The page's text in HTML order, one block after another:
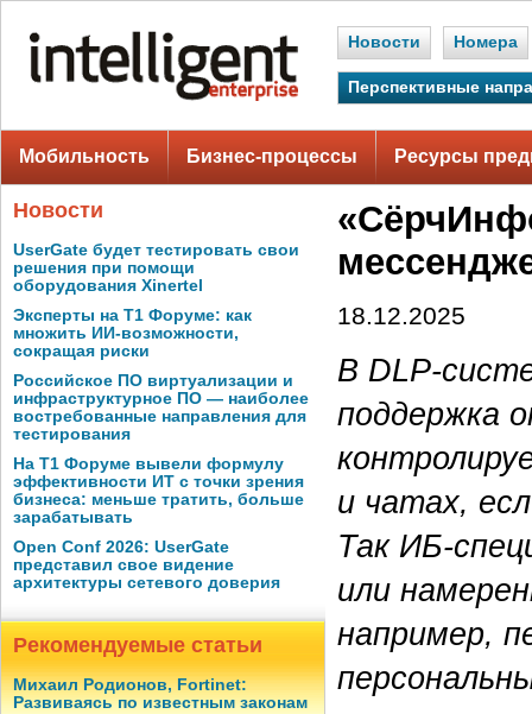
Новости Номера
Перспективные
Мобильность Бизнес-процессы Ресурсы
Новости
UserGate будет тестировать свои
решения при помощи
оборудования Xinertel
Эксперты на Т1 Форуме: как
множить ИИ-возможности,
сокращая риски
Российское ПО виртуализации и
инфраструктурное ПО — наиболее
востребованные направления для
тестирования
На Т1 Форуме вывели формулу
эффективности ИТ с точки зрения
бизнеса: меньше тратить, больше
зарабатывать
Open Conf 2026: UserGate
представил свое видение
архитектуры сетевого доверия
Рекомендуемые статьи
Михаил Родионов, Fortinet:
Развиваясь по известным законам
18.12.2025
В DLP-
поддержка
и чатах,
Так ИБ-
или
например,